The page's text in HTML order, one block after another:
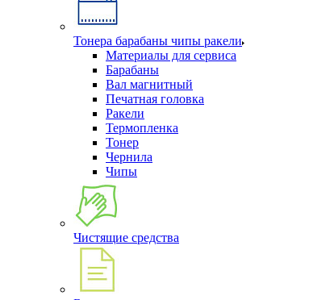
Тонера барабаны чипы ракели
Материалы для сервиса
Барабаны
Вал магнитный
Печатная головка
Ракели
Термопленка
Тонер
Чернила
Чипы
Чистящие средства